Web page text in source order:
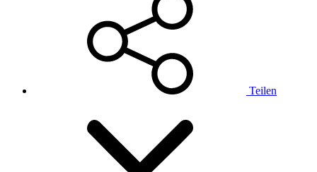
Teilen